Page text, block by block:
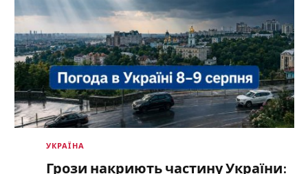
УКРАЇНА
Грози накриють частину України: